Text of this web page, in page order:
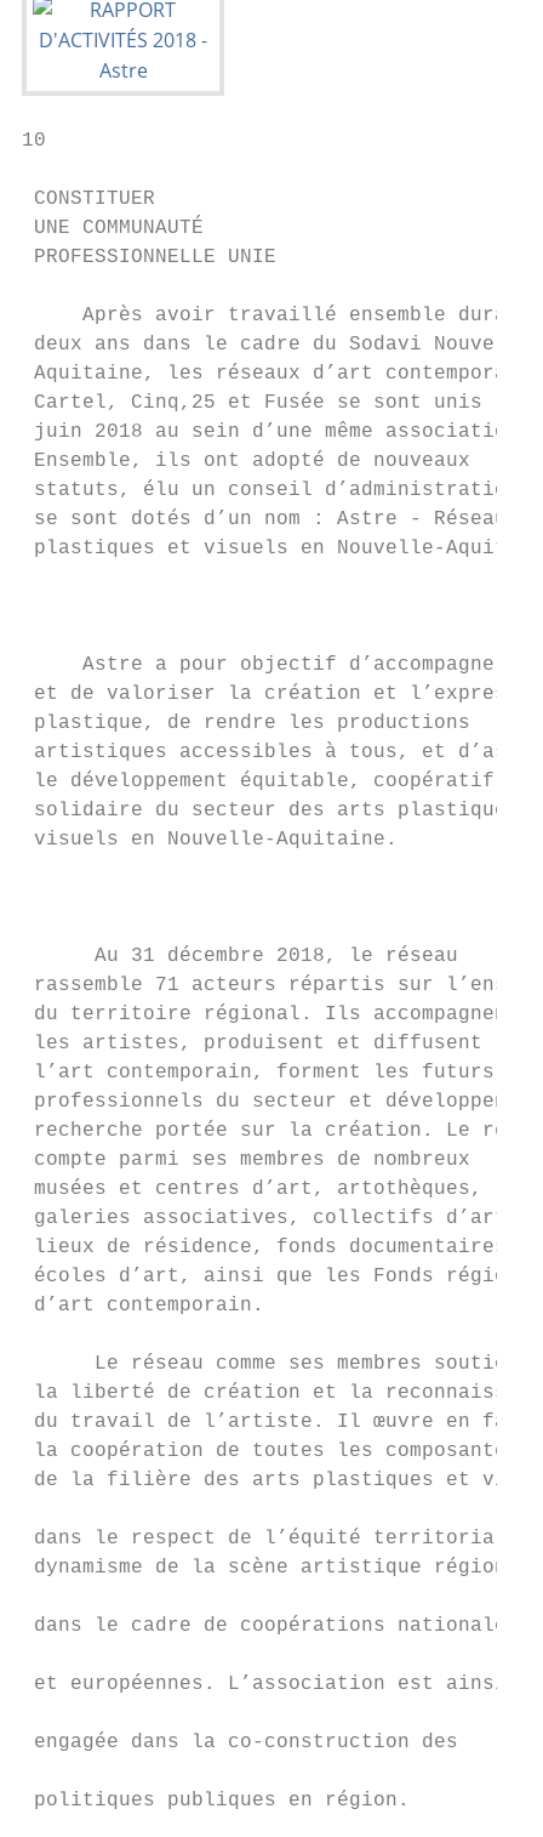
10                                                                                                                                                                                                                                                                  11

 CONSTITUER                                                                                                                                                     FAIRE VIVRE LE RÉSEAU
 UNE COMMUNAUTÉ                                                                                                                                                 PAR LA PARTICIPATION DE SES MEMBRES
 PROFESSIONNELLE UNIE                                                                                                                                           — LES GROUPES DE TRAVAIL

     Après avoir travaillé ensemble durant             Le 27 juin 2018, le premier conseil                                                                          Les groupes de travail internes au réseau     le groupe recherche et écriture
 deux ans dans le cadre du Sodavi Nouvelle-        d’administration de l’association Astre                                                                      permettent aux membres et à leurs équipes         sur les dynamiques artistiques
 Aquitaine, les réseaux d’art contemporain         a été élu. Sa composition répond aux                                                                         de s’investir dans la vie et les projets de       en nouvelle-aquitaine
 Cartel, Cinq,25 et Fusée se sont unis le 27       valeurs